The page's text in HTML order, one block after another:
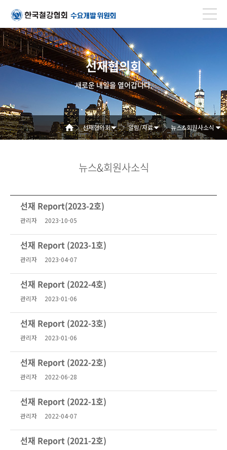
선재협의회
새로운 내일을 열어갑니다.
선재협의회 알림/자료 뉴스&회원사소식
뉴스&회원사소식
선재 Report(2023-2호)
관리자 2023-10-05
선재 Report (2023-1호)
관리자 2023-04-07
선재 Report (2022-4호)
관리자 2023-01-06
선재 Report (2022-3호)
관리자 2023-01-06
선재 Report (2022-2호)
관리자 2022-06-28
선재 Report (2022-1호)
관리자 2022-04-07
선재 Report (2021-2호)